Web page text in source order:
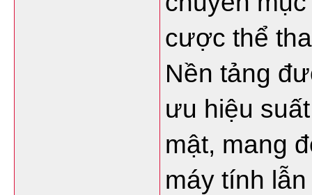
cược thể
Nền tảng
ưu hiệu
mật, mang
máy tính